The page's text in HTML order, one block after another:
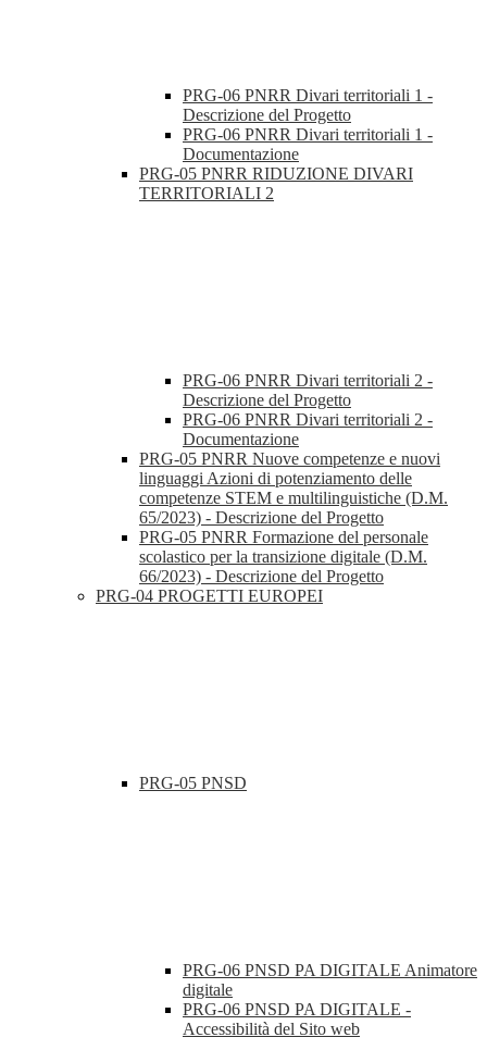
PRG-06 PNRR Divari territoriali 1 -
Descrizione del Progetto
PRG-06 PNRR Divari territoriali 1 -
Documentazione
PRG-05 PNRR RIDUZIONE DIVARI
TERRITORIALI 2
PRG-06 PNRR Divari territoriali 2 -
Descrizione del Progetto
PRG-06 PNRR Divari territoriali 2 -
Documentazione
PRG-05 PNRR Nuove competenze e nuovi
linguaggi Azioni di potenziamento delle
competenze STEM e multilinguistiche (D.M.
65/2023) - Descrizione del Progetto
PRG-05 PNRR Formazione del personale
scolastico per la transizione digitale (D.M.
66/2023) - Descrizione del Progetto
PRG-04 PROGETTI EUROPEI
PRG-05 PNSD
PRG-06 PNSD PA DIGITALE Animatore
digitale
PRG-06 PNSD PA DIGITALE -
Accessibilità del Sito web